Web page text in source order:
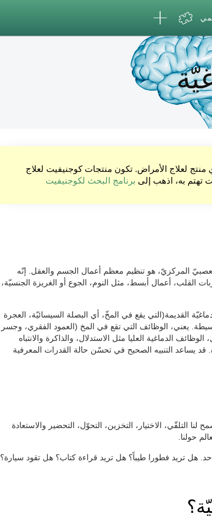
لعلاج الأمراض. تكون منتجات كوجنيفيت لعلاج
تهتم به، اذهب إلى برنامج البحث لكوجنيفيت
المركزيّ، هو تنظيم معظم أعمال الجسم والعقل. إنّه
القلب، أعمال أبسط، مثل النوم، الجوع أو الغريزة الجنسيّة،
القديمة(التي يقع في المخّ، أي البصلة السيسائيّة، العجرة
يعني، الوظائف التي تقع في المخ (العمود الفقري، وجسر
الدماغية العليا مثل الاستدلال، والذاكرة والانتباه
يساعد التنبيه الصحيح في تحسّن حالة القدرات المعرفية
لنا التلقّي، الاختيار، التخزين، التحوّل، التحضير والاستعادة
حولنا.
هل تريد فطورا طيباً؟ هل تريد قراءة كتاب؟ هل تقود سيارة؟